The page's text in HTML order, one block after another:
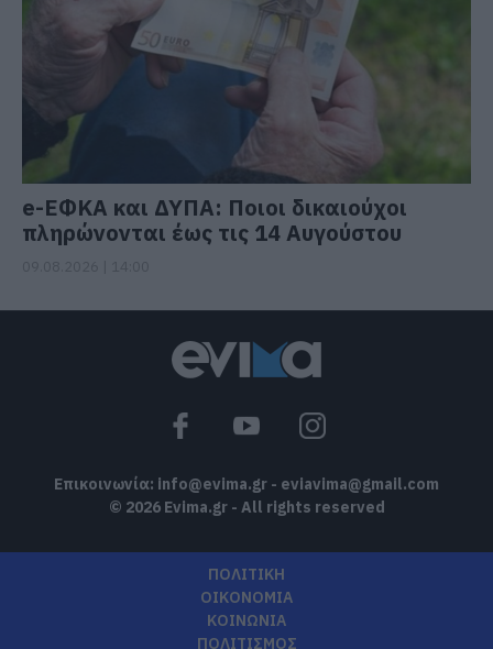
e-ΕΦΚΑ και ΔΥΠΑ: Ποιοι δικαιούχοι
πληρώνονται έως τις 14 Αυγούστου
Επικοινωνία: info@evima.gr - eviavima@gmail.com
© 2026 Evima.gr - All rights reserved
ΠΟΛΙΤΙΚΗ
ΟΙΚΟΝΟΜΙΑ
ΚΟΙΝΩΝΙΑ
ΠΟΛΙΤΙΣΜΟΣ